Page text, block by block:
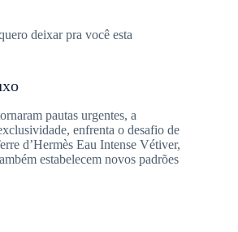
deixar pra você esta
pautas urgentes, a
enfrenta o desafio de
d’Hermès Eau Intense Vétiver,
estabelecem novos padrões